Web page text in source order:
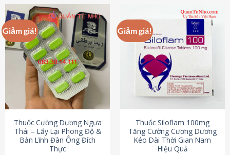
này
có
nhiều
biến
thể.
Các
tùy
chọn
có
thể
chọn
trên
trang
này
nhiều
biến
tùy
chọn
có
được
chọn
trên
trang
Giảm giá!
Thuốc Cường Dương Ngựa
Thái – Lấy Lại Phong Độ &
Bản Lĩnh Đàn Ông Đích
Thực
Giảm giá!
Thuốc Siloflam 100mg
Tăng Cường Cương Dương
Kéo Dài Thời Gian Nam
Hiệu Quả